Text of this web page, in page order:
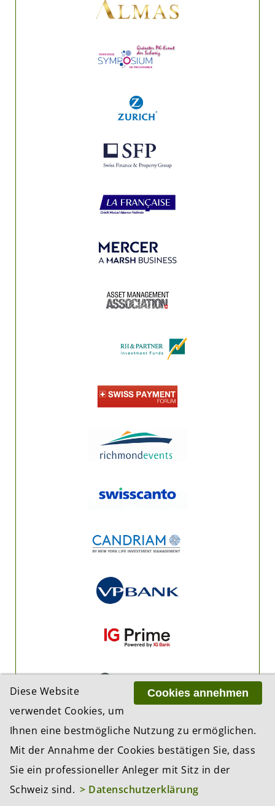
Cookies annehmen
Diese Website
verwendet Cookies, um
Ihnen eine bestmögliche Nutzung zu ermöglichen.
Mit der Annahme der Cookies bestätigen Sie, dass
Sie ein professioneller Anleger mit Sitz in der
Schweiz sind. > Datenschutzerklärung